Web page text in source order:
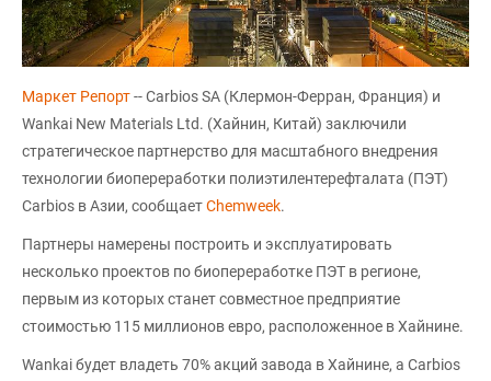
Маркет Репорт-- Carbios SA (Клермон-Ферран, Франция) и
Wankai New Materials Ltd. (Хайнин, Китай) заключили
стратегическое партнерство для масштабного внедрения
технологии биопереработки полиэтилентерефталата (ПЭТ)
Carbios в Азии, сообщаетChemweek.
Партнеры намерены построить и эксплуатировать
несколько проектов по биопереработке ПЭТ в регионе,
первым из которых станет совместное предприятие
стоимостью 115 миллионов евро, расположенное в Хайнине.
Wankai будет владеть 70% акций завода в Хайнине, а Carbios